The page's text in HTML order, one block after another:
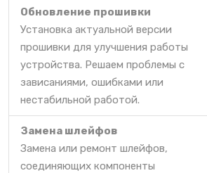
Обновление прошивки
Установка актуальной версии
прошивки для улучшения работы
устройства. Решаем проблемы с
зависаниями, ошибками или
нестабильной работой.
Замена шлейфов
Замена или ремонт шлейфов,
соединяющих компоненты